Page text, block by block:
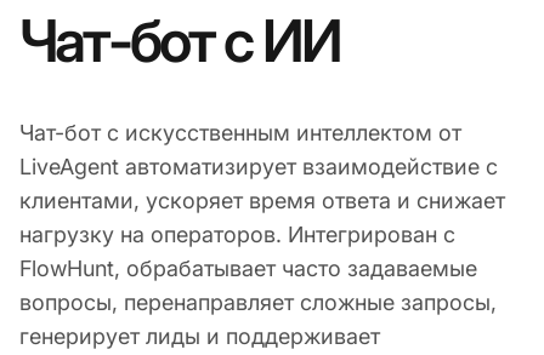
Чат-бот с ИИ
Чат-бот с искусственным интеллектом от
LiveAgent автоматизирует взаимодействие с
клиентами, ускоряет время ответа и снижает
нагрузку на операторов. Интегрирован с
FlowHunt, обрабатывает часто задаваемые
вопросы, перенаправляет сложные запросы,
генерирует лиды и поддерживает